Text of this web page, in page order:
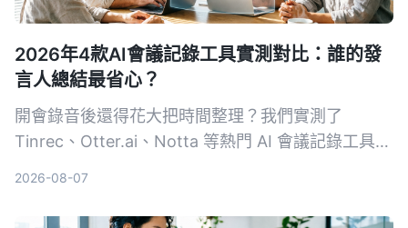
2026年4款AI會議記錄工具實測對比：誰的發
言人總結最省心？
開會錄音後還得花大把時間整理？我們實測了
Tinrec、Otter.ai、Notta 等熱門 AI 會議記錄工具，
2026-08-07